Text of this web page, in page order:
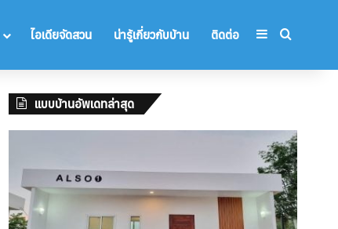
ไอเดียจัดสวน น่ารู้เกี่ยวกับบ้าน ติดต่อ SidebarSearch
แบบบ้านอัพเดทล่าสุด